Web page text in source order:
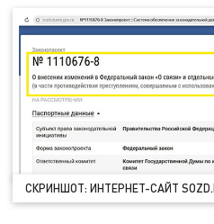
СКРИНШОТ: ИНТЕРНЕТ-САЙТ